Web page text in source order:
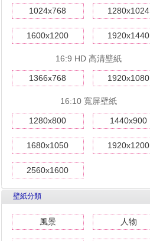
1024x768 1280x1024
1600x1200 1920x1440
16:9 HD 高清壁紙
1366x768 1920x1080
16:10 寬屏壁紙
1280x800 1440x900
1680x1050 1920x1200
2560x1600
壁紙分類
風景 人物